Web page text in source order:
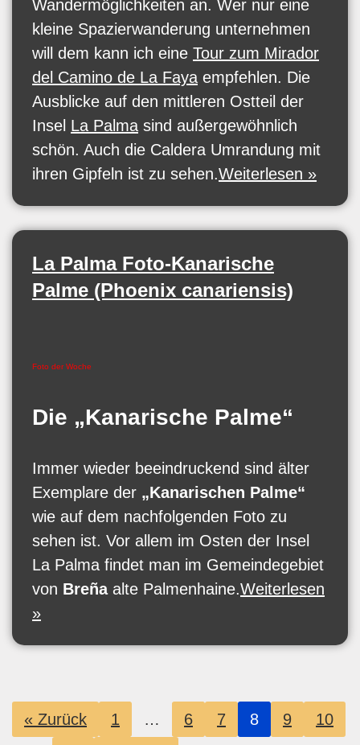
Wandermöglichkeiten an. Wer nur eine
kleine Spazierwanderung unternehmen
will dem kann ich eine Tour zum Mirador
del Camino de La Faya empfehlen. Die
Ausblicke auf den mittleren Ostteil der
Insel La Palma sind außergewöhnlich
schön. Auch die Caldera Umrandung mit
ihren Gipfeln ist zu sehen.Weiterlesen »
La Palma Foto-Kanarische
Palme (Phoenix canariensis)
Foto der Woche
Die „Kanarische Palme“
Immer wieder beeindruckend sind älter
Exemplare der „Kanarischen Palme“
wie auf dem nachfolgenden Foto zu
sehen ist. Vor allem im Osten der Insel
La Palma findet man im Gemeindegebiet
von Breñaalte Palmenhaine.Weiterlesen
»
« Zurück 1 … 6 7 8 9
10